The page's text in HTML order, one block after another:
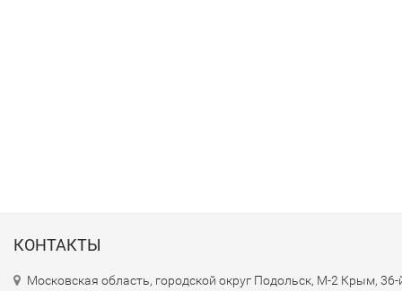
КОНТАКТЫ
Московская область, городской округ Подольск, М-2 Крым, 36-